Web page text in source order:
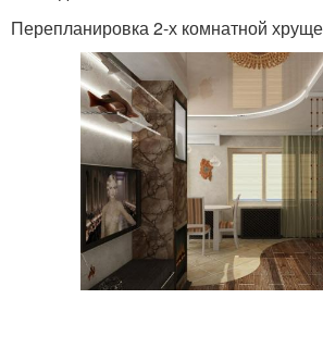
Перепланировка 2-х комнатной